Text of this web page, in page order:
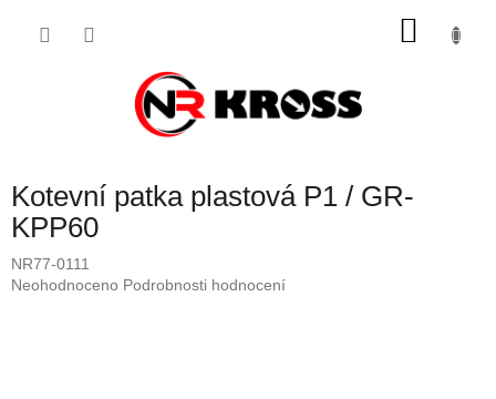
Kotevní patka plastová P1 / GR-
KPP60
NR77-0111
Průměrné
Neohodnoceno Podrobnosti hodnocení